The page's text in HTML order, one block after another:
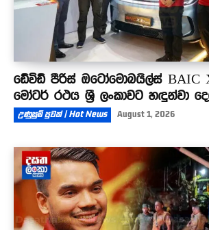
ඩේවිඩ් පීරිස් ඔටෝමොබයිල්ස් BAIC
මෝටර් රථය ශ්‍රී ලංකාවට හඳුන්වා
උණුසුම් පුවත් | Hot News August 1, 2026